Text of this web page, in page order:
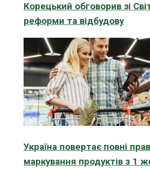
Корецький обговорив зі
реформи та відбудову
Україна повертає повні
маркування продуктів з 1